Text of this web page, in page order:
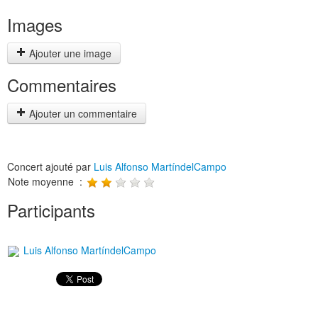
Images
Ajouter une image
Commentaires
Ajouter un commentaire
Concert ajouté par Luis Alfonso MartíndelCampo
Note moyenne :
Participants
Luis Alfonso MartíndelCampo